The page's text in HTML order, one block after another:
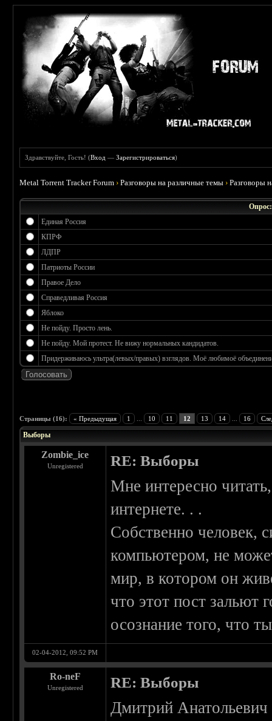
Здравствуйте, Гость! (Вход —Зарегистрироваться)
Metal Torrent Tracker Forum ›Разговоры на различные темы ›Разговоры
Опрос:
Единая Россия
КПРФ
ЛДПР
Патриоты России
Правое Дело
Справедливая Россия
Яблоко
Не пойду. Просто лень.
Не пойду. Мой протест. Не вижу нормальных кандидатов.
Придерживаюсь ультра(левых/правых) взглядов. Моё любимоё
Страницы (16): « Предыдущая 1 10 11 12 13 14 16
Выборы
Zombie_ice
Unregistered RE: Выборы
Мне интересно
интернете. . .
Собственно человек,
компьютером, не
мир, в котором он
что этот пост зальют
осознание того, что
02-04-2012, 09:52 PM
Ro-neF
Unregistered RE: Выборы
Дмитрий Анатольевич